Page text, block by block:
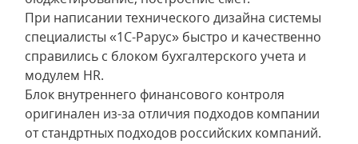
При написании технического дизайна системы
специалисты «1С-Рарус» быстро и качественно
справились с блоком бухгалтерского учета и
модулем HR.
Блок внутреннего финансового контроля
оригинален из-за отличия подходов компании
от стандртных подходов российских компаний.